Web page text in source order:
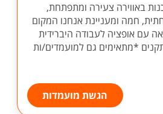
באווירה צעירה ומתפתחת,
חמה ומעניינת אנחנו המקום
עם אופציה לעבודה היברידית
*מתאימים גם למועמדים/ות
הגשת מועמדות